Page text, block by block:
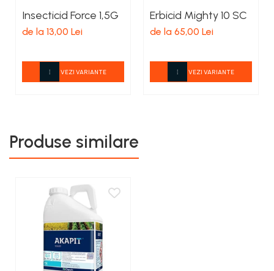
Insecticid Force 1,5G
de la 13,00 Lei
VEZI VARIANTE
Erbicid Mighty 10 SC
de la 65,00 Lei
VEZI VARIANTE
Produse similare